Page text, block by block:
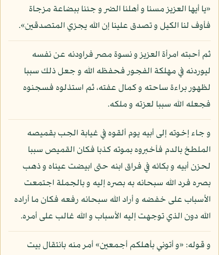
«يا أيها العزيز مسنا و أهلنا الضر و جئنا ببضاعة مزجاة
فأوف لنا الكيل و تصدق علينا إن الله يجزي المتصدقين».
ثم أحبته امرأة العزيز و نسوة مصر فراودنه عن نفسه
ليوردنه في مهلكة الفجور فحفظه الله و جعل ذلك سببا
لظهور براءة ساحته و كمال عفته، ثم استذلوه فسجنوه
فجعله الله سببا لعزته و ملكه.
و جاء إخوته إلى أبيه يوم ألقوه في غيابة الجب بقميصه
الملطخ بالدم فأخبروه بموته كذبا فكان القميص سببا
لحزن أبيه و بكائه في فراق ابنه حتى ابيضت عيناه و ذهب
بصره فرد الله سبحانه به بصره إليه و بالجملة اجتمعت
الأسباب على خفضه و أراد الله سبحانه رفعه فكان ما أراده
الله دون الذي توجهت إليه الأسباب و الله غالب على أمره.
و قوله: «و أتوني بأهلكم أجمعين» أمر منه بانتقال بيت